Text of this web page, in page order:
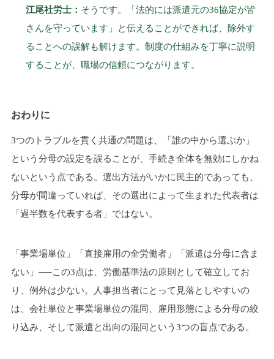
江尾社労士： そうです。「法的には派遣元の36協定が皆
さんを守っています」と伝えることができれば、除外す
ることへの誤解も解けます。制度の仕組みを丁寧に説明
することが、職場の信頼につながります。
おわりに
3つのトラブルを貫く共通の問題は、「誰の中から選ぶか」
という分母の設定を誤ることが、手続き全体を無効にしかね
ないという点である。選出方法がいかに民主的であっても、
分母が間違っていれば、その選出によって生まれた代表者は
「過半数を代表する者」ではない。
「事業場単位」「直接雇用の全労働者」「派遣は分母に含ま
ない」──この3点は、労働基準法の原則として確立してお
り、例外は少ない。人事担当者にとって見落としやすいの
は、会社単位と事業場単位の混同、雇用形態による分母の絞
り込み、そして派遣と出向の混同という3つの盲点である。